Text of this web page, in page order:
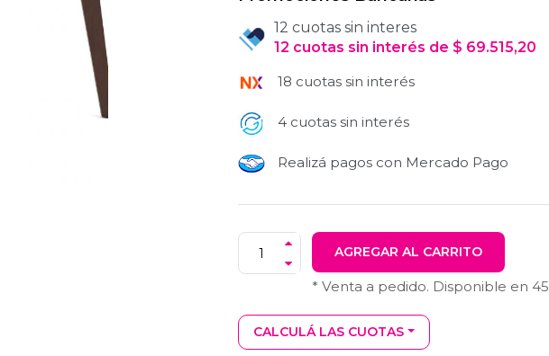
12 cuotas sin interes
12 cuotas sin interés de $ 69.515,20
18 cuotas sin interés
4 cuotas sin interés
Realizá pagos con Mercado Pago
AGREGAR AL CARRITO
* Venta a pedido. Disponible en 45
CALCULÁ LAS CUOTAS